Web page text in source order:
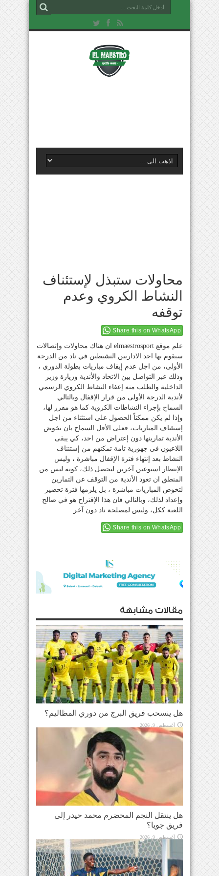
محاولات ستبذل لإستئناف
النشاط الكروي وعدم
توقفه
Share this on WhatsApp
علم موقع elmaestrosport ان هناك محاولات وإتصالات
سيقوم بها احد الاداريين النشيطين في ناد من الدرجة
الأولى، من اجل عدم إيقاف مباريات بطولة الدوري ،
وذلك عبر التواصل بين الاتحاد والأندية وزيارة وزير
الداخلية والطلب منه إعفاء النشاط الكروي الرسمي
لأندية الدرجة الأولى من قرار الإقفال وبالتالي
السماح بإجراء النشاطات الكروية كما هو مقرر لها،
وإذا لم يكن ممكناً الحصول على استثناء من اجل
إستئناف المباريات، فعلى الأقل السماح بان تخوض
الأندية تمارينها دون إعتراض من احد، كي يبقى
اللاعبون في جهوزية تامة تمكنهم من إستئناف
النشاط بعد إنتهاء فترة الإقفال مباشرة ، وليس
الإنتظار اسبوعين آخرين ليحصل ذلك، كونه ليس من
المنطق ان تعود الأندية من التوقف عن التمارين
لتخوض المباريات مباشرة ، بل يلزمها فترة تحضير
وإعداد لذلك، وبالتالي فان هذا الإقتراح هو في صالح
اللعبة ككل، وليس لمصلحة ناد دون آخر
Share this on WhatsApp
مقالات مشابهة
هل ينسحب فريق البرج من دوري المظاليم؟
أغسطس 9, 2026
هل ينتقل النجم المخضرم محمد حيدر إلى
فريق جويا؟
أغسطس 9, 2026